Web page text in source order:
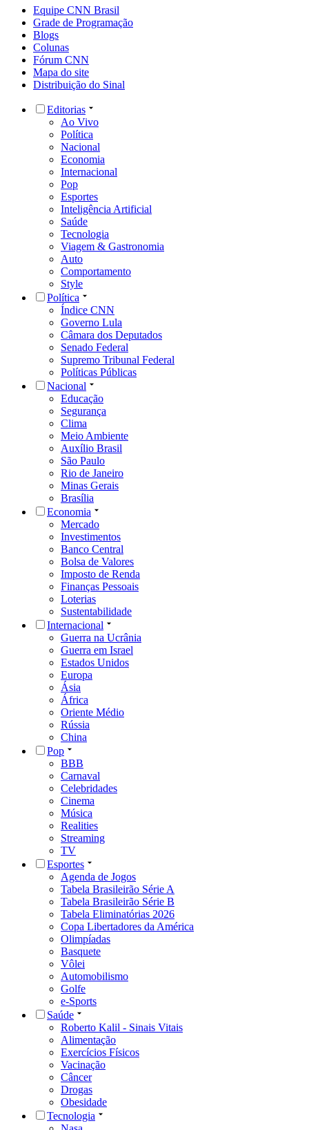
Equipe CNN Brasil
Grade de Programação
Blogs
Colunas
Fórum CNN
Mapa do site
Distribuição do Sinal
Editorias
Ao Vivo
Política
Nacional
Economia
Internacional
Pop
Esportes
Inteligência Artificial
Saúde
Tecnologia
Viagem & Gastronomia
Auto
Comportamento
Style
Política
Índice CNN
Governo Lula
Câmara dos Deputados
Senado Federal
Supremo Tribunal Federal
Políticas Públicas
Nacional
Educação
Segurança
Clima
Meio Ambiente
Auxílio Brasil
São Paulo
Rio de Janeiro
Minas Gerais
Brasília
Economia
Mercado
Investimentos
Banco Central
Bolsa de Valores
Imposto de Renda
Finanças Pessoais
Loterias
Sustentabilidade
Internacional
Guerra na Ucrânia
Guerra em Israel
Estados Unidos
Europa
Ásia
África
Oriente Médio
Rússia
China
Pop
BBB
Carnaval
Celebridades
Cinema
Música
Realities
Streaming
TV
Esportes
Agenda de Jogos
Tabela Brasileirão Série A
Tabela Brasileirão Série B
Tabela Eliminatórias 2026
Copa Libertadores da América
Olimpíadas
Basquete
Vôlei
Automobilismo
Golfe
e-Sports
Saúde
Roberto Kalil - Sinais Vitais
Alimentação
Exercícios Físicos
Vacinação
Câncer
Drogas
Obesidade
Tecnologia